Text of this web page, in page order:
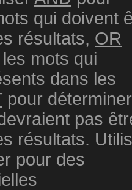
qui doivent
résultats, OR
mots qui
dans les
pour déterminer
pas
résultats.
pour des